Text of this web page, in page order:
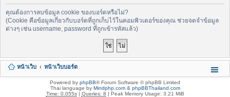
a
i
คุณต้องการลบข้อมูล cookie ของบอร์ดหรือไม่?
(Cookie คือข้อมูลเกี่ยวกับบอร์ดที่ถูกเก็บไว้ในคอมพิวเตอร์ของคุณ ช่วยจดจำข้อมูล
ต่างๆ เช่น username, password ที่ถูกเข้ารหัสแล้ว)
หน้าเว็บ หน้าเว็บบอร์ด
Powered by phpBB® Forum Software © phpBB Limited
Thai language by Mindphp.com& phpBBThailand.com
Time: 0.055s| Queries: 8 | Peak Memory Usage: 3.21 MiB